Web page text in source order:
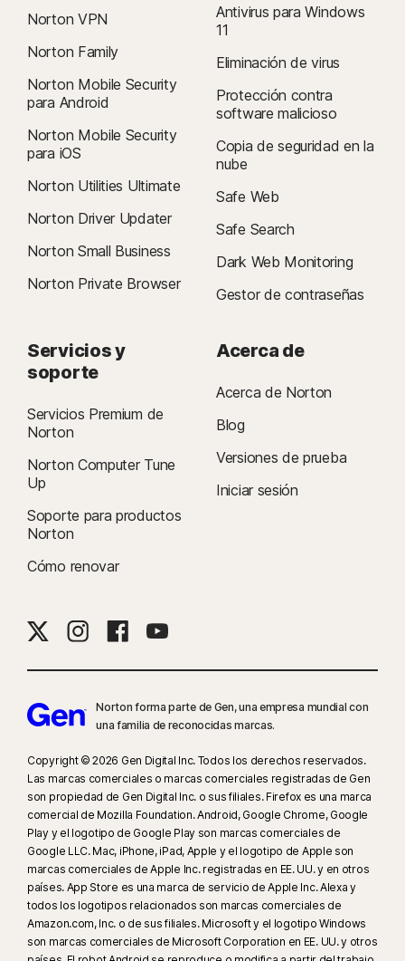
Norton VPN
Norton Family
Norton Mobile Security
para Android
Norton Mobile Security
para iOS
Norton Utilities Ultimate
Norton Driver Updater
Norton Small Business
Norton Private Browser
Antivirus para Windows
11
Eliminación de virus
Protección contra
software malicioso
Copia de seguridad en la
nube
Safe Web
Safe Search
Dark Web Monitoring
Gestor de contraseñas
Servicios y
soporte
Servicios Premium de
Norton
Norton Computer Tune
Up
Soporte para productos
Norton
Cómo renovar
Acerca de
Acerca de Norton
Blog
Versiones de prueba
Iniciar sesión
Norton forma parte de Gen, una empresa mundial con
una familia de reconocidas marcas.
Copyright © 2026 Gen Digital Inc. Todos los derechos reservados.
Las marcas comerciales o marcas comerciales registradas de Gen
son propiedad de Gen Digital Inc. o sus filiales. Firefox es una marca
comercial de Mozilla Foundation. Android, Google Chrome, Google
Play y el logotipo de Google Play son marcas comerciales de
Google LLC. Mac, iPhone, iPad, Apple y el logotipo de Apple son
marcas comerciales de Apple Inc. registradas en EE. UU. y en otros
países. App Store es una marca de servicio de Apple Inc. Alexa y
todos los logotipos relacionados son marcas comerciales de
Amazon.com, Inc. o de sus filiales. Microsoft y el logotipo Windows
son marcas comerciales de Microsoft Corporation en EE. UU. y otros